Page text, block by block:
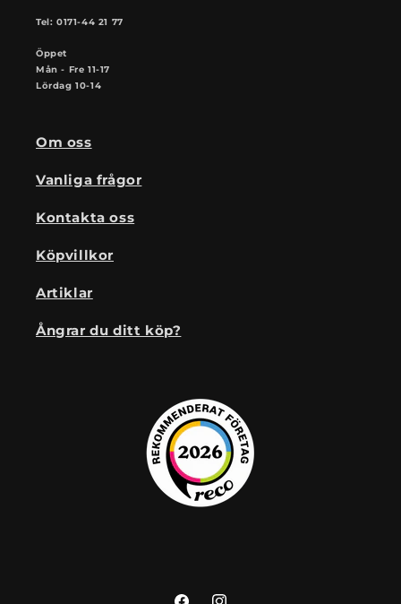
Tel: 0171-44 21 77
Öppet
Mån - Fre 11-17
Lördag 10-14
Om oss
Vanliga frågor
Kontakta oss
Köpvillkor
Artiklar
Ångrar du ditt köp?